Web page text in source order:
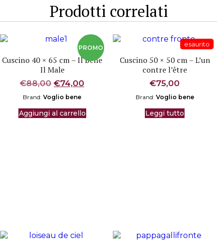
Prodotti correlati
Cuscino 40 × 65 cm – Il Bene
Il Male
€88,00 Il
prezzo
originale
era:
€74,00
è:
Brand:Voglio bene
Aggiungi al carrello
Cuscino 50 × 50 cm – L’un
contre l’être
€75,00
Brand: Voglio bene
Leggi tutto